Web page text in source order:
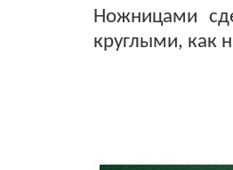
Ножницами
круглыми, как